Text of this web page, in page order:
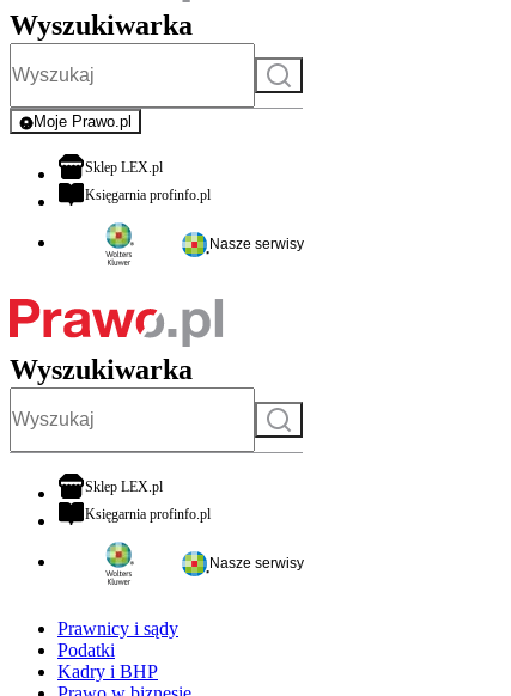
Wyszukiwarka
Szukaj
Moje Prawo.pl
- rejestracja i logowanie do serwisu
Sklep LEX.plotwiera się w nowej karcie
Księgarnia profinfo.plotwiera się w nowej karcie
Nasze serwisy
Wyszukiwarka
Szukaj
Sklep LEX.plotwiera się w nowej karcie
Księgarnia profinfo.plotwiera się w nowej karcie
Nasze serwisy
Prawnicy i sądy
Podatki
Kadry i BHP